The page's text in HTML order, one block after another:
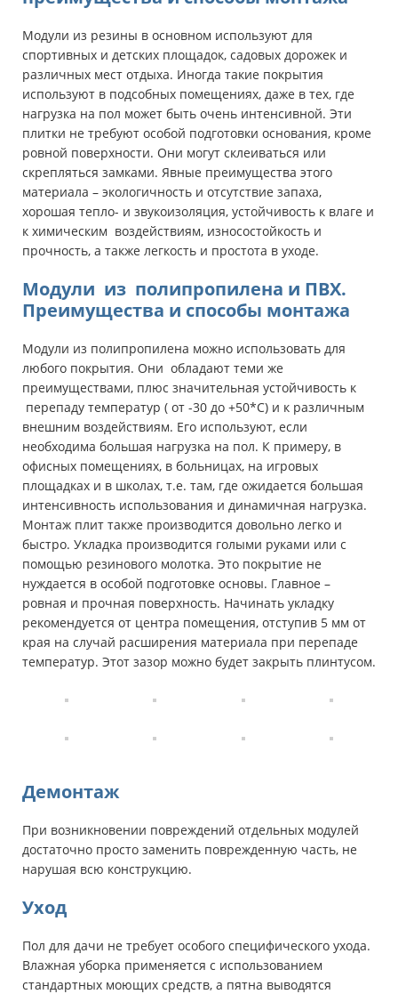
Модули из резины в основном используют для
спортивных и детских площадок, садовых дорожек и
различных мест отдыха. Иногда такие покрытия
используют в подсобных помещениях, даже в тех, где
нагрузка на пол может быть очень интенсивной. Эти
плитки не требуют особой подготовки основания, кроме
ровной поверхности. Они могут склеиваться или
скрепляться замками. Явные преимущества этого
материала – экологичность и отсутствие запаха,
хорошая тепло- и звукоизоляция, устойчивость к влаге и
к химическим воздействиям, износостойкость и
прочность, а также легкость и простота в уходе.
Модули из полипропилена и ПВХ.
Преимущества и способы монтажа
Модули из полипропилена можно использовать для
любого покрытия. Они обладают теми же
преимуществами, плюс значительная устойчивость к
перепаду температур ( от -30 до +50*С) и к различным
внешним воздействиям. Его используют, если
необходима большая нагрузка на пол. К примеру, в
офисных помещениях, в больницах, на игровых
площадках и в школах, т.е. там, где ожидается большая
интенсивность использования и динамичная нагрузка.
Монтаж плит также производится довольно легко и
быстро. Укладка производится голыми руками или с
помощью резинового молотка. Это покрытие не
нуждается в особой подготовке основы. Главное –
ровная и прочная поверхность. Начинать укладку
рекомендуется от центра помещения, отступив 5 мм от
края на случай расширения материала при перепаде
температур. Этот зазор можно будет закрыть плинтусом.
Демонтаж
При возникновении повреждений отдельных модулей
достаточно просто заменить поврежденную часть, не
нарушая всю конструкцию.
Уход
Пол для дачи не требует особого специфического ухода.
Влажная уборка применяется с использованием
стандартных моющих средств, а пятна выводятся